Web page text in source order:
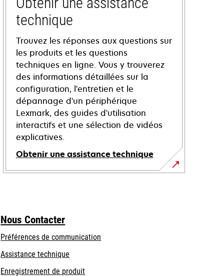
technique
Trouvez les réponses aux questions sur
les produits et les questions
techniques en ligne. Vous y trouverez
des informations détaillées sur la
configuration, l'entretien et le
dépannage d'un périphérique
Lexmark, des guides d'utilisation
interactifs et une sélection de vidéos
explicatives.
Obtenir une assistance technique
s’ouvre
onglet
Nous Contacter
Préférences de communication
s’ouvre
dans
Assistance technique
dans
Enregistrement de produit